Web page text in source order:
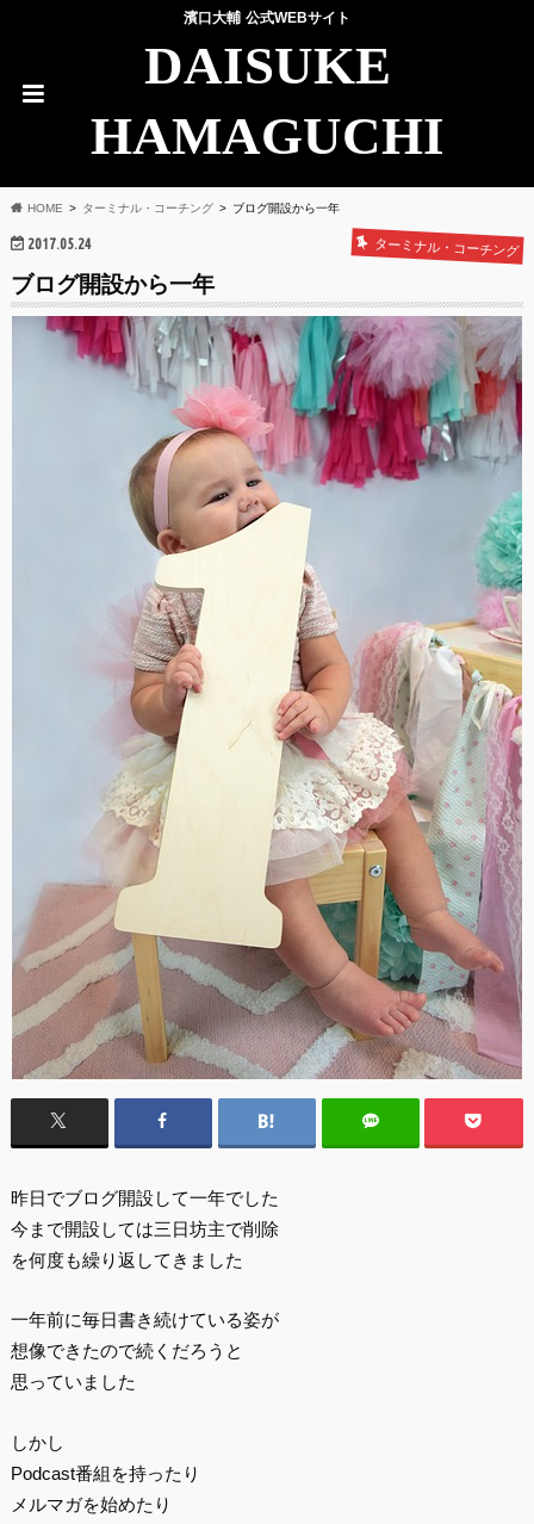
濱口大輔 公式WEBサイト
DAISUKE
HAMAGUCHI
HOME ターミナル・コーチング ブログ開設から一年
2017.05.24 ターミナル・コーチング
ブログ開設から一年
昨日でブログ開設して一年でした
今まで開設しては三日坊主で削除
を何度も繰り返してきました
一年前に毎日書き続けている姿が
想像できたので続くだろうと
思っていました
しかし
Podcast番組を持ったり
メルマガを始めたり